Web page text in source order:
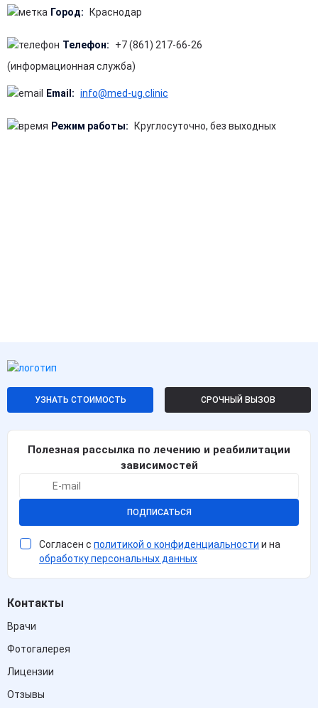
Город: Краснодар
Телефон:
+7 (861) 217-66-26
(информационная служба)
Email: info@med-ug.clinic
Режим работы: Круглосуточно, без выходных
УЗНАТЬ СТОИМОСТЬ СРОЧНЫЙ ВЫЗОВ
Полезная рассылка по лечению и реабилитации
зависимостей
ПОДПИСАТЬСЯ
Согласен с политикой о конфиденциальности и на
обработку персональных данных
Контакты
Врачи
Фотогалерея
Лицензии
Отзывы